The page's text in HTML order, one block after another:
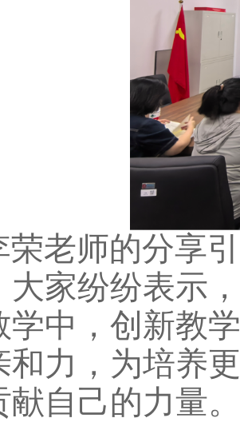
荣老师的分享
大家纷纷表示
学中，创新教
和力，为培养
献自己的力量。